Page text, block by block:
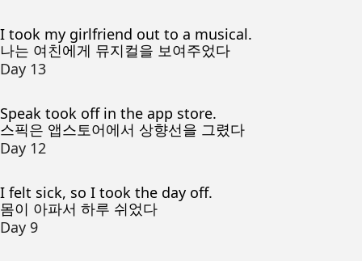
I took my girlfriend out to a musical.
나는 여친에게 뮤지컬을 보여주었다
Day 13
Speak took off in the app store.
스픽은 앱스토어에서 상향선을 그렸다
Day 12
I felt sick, so I took the day off.
몸이 아파서 하루 쉬었다
Day 9